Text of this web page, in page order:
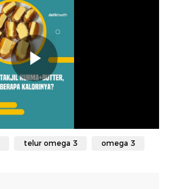
telur omega 3 omega 3